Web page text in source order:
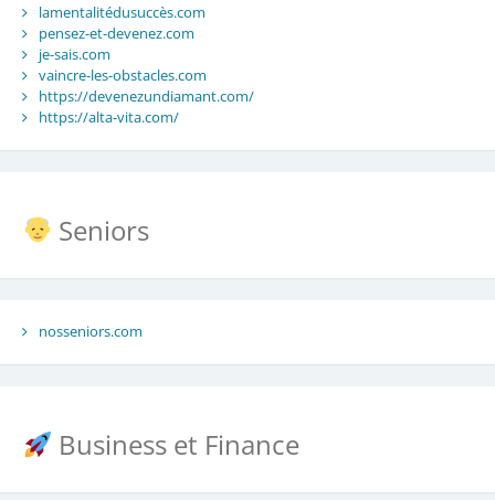
lamentalitédusuccès.com
pensez-et-devenez.com
je-sais.com
vaincre-les-obstacles.com
https://devenezundiamant.com/
https://alta-vita.com/
Seniors
nosseniors.com
Business et Finance